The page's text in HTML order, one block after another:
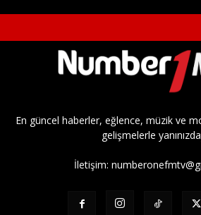
En güncel haberler, eğlence, müzik ve
gelişmelerle
İletişim: